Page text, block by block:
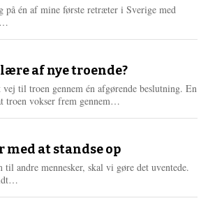
på én af mine første retræter i Sverige med
e
r
e
af nye troende?
til troen gennem én afgørende beslutning. En
troen vokser frem gennem…
e
r
e
med at standse op
andre mennesker, skal vi gøre det uventede.